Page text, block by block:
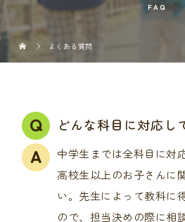
FAQ
よくある質問
どんな科目に対応し
中学生までは全科目に対
高校生以上のお子さんに
い。先生によって教科に
ので、担当決めの際に相